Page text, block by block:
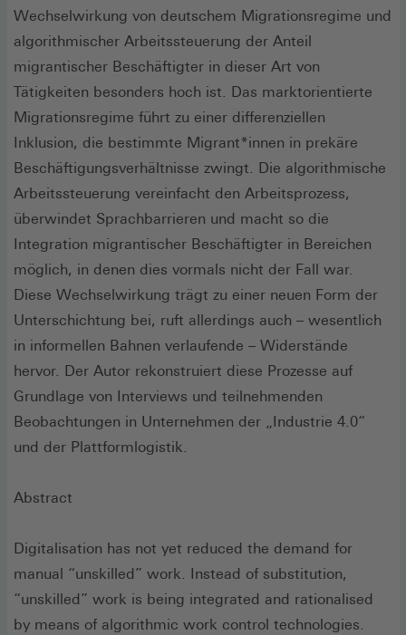
Wechselwirkung von deutschem Migrationsregime und
algorithmischer Arbeitssteuerung der Anteil
migrantischer Beschäftigter in dieser Art von
Tätigkeiten besonders hoch ist. Das marktorientierte
Migrationsregime führt zu einer differenziellen
Inklusion, die bestimmte Migrant*innen in prekäre
Beschäftigungsverhältnisse zwingt. Die algorithmische
Arbeitssteuerung vereinfacht den Arbeitsprozess,
überwindet Sprachbarrieren und macht so die
Integration migrantischer Beschäftigter in Bereichen
möglich, in denen dies vormals nicht der Fall war.
Diese Wechselwirkung trägt zu einer neuen Form der
Unterschichtung bei, ruft allerdings auch – wesentlich
in informellen Bahnen verlaufende – Widerstände
hervor. Der Autor rekonstruiert diese Prozesse auf
Grundlage von Interviews und teilnehmenden
Beobachtungen in Unternehmen der „Industrie 4.0“
und der Plattformlogistik.
Abstract
Digitalisation has not yet reduced the demand for
manual “unskilled” work. Instead of substitution,
“unskilled” work is being integrated and rationalised
by means of algorithmic work control technologies.